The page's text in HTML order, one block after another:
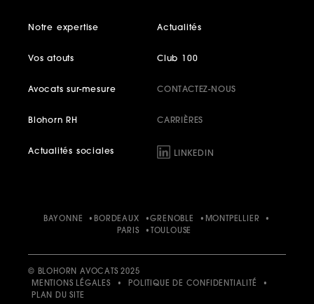
Notre expertise
Vos atouts
Actualités
Club 100
Avocats sur-mesure
Blohorn RH
Actualités sociales
CONTACTEZ-NOUS
CARRIÈRES
LINKEDIN
BAYONNE BORDEAUX GRENOBLE
MONTPELLIER
PARIS
TOULOUSE
© BLOHORN AVOCATS 2025
MENTIONS LÉGALES
• POLITIQUE DE CONFIDENTIALITÉ
•
PLAN DU SITE